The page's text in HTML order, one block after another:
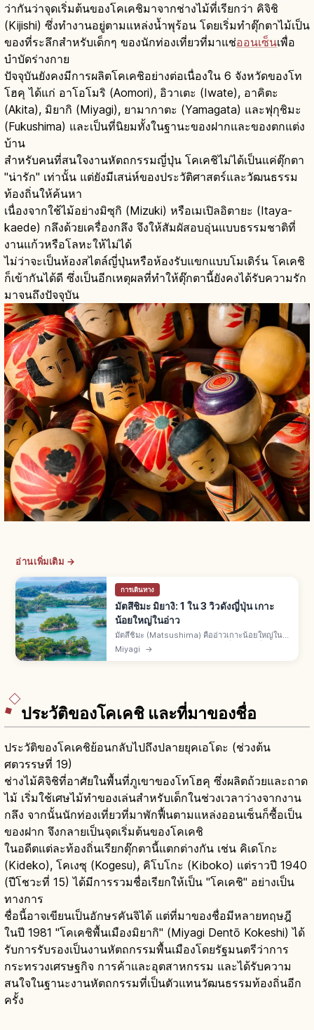
ว่ากันว่าจุดเริ่มต้นของโคเคชิมาจากช่างไม้ที่เรียกว่า คิจิชิ
(Kijishi) ซึ่งทำงานอยู่ตามแหล่งน้ำพุร้อน โดยเริ่มทำตุ๊กตาไม้เป็น
ของที่ระลึกสำหรับเด็กๆ ของนักท่องเที่ยวที่มาแช่ออนเซ็นเพื่อ
บำบัดร่างกาย
ปัจจุบันยังคงมีการผลิตโคเคชิอย่างต่อเนื่องใน 6 จังหวัดของโท
โฮคุ ได้แก่ อาโอโมริ (Aomori), อิวาเตะ (Iwate), อาคิตะ
(Akita), มิยากิ (Miyagi), ยามากาตะ (Yamagata) และฟุกุชิมะ
(Fukushima) และเป็นที่นิยมทั้งในฐานะของฝากและของตกแต่ง
บ้าน
สำหรับคนที่สนใจงานหัตถกรรมญี่ปุ่น โคเคชิไม่ได้เป็นแค่ตุ๊กตา
"น่ารัก" เท่านั้น แต่ยังมีเสน่ห์ของประวัติศาสตร์และวัฒนธรรม
ท้องถิ่นให้ค้นหา
เนื่องจากใช้ไม้อย่างมิซุกิ (Mizuki) หรือเมเปิลอิตายะ (Itaya-
kaede) กลึงด้วยเครื่องกลึง จึงให้สัมผัสอบอุ่นแบบธรรมชาติที่
งานแก้วหรือโลหะให้ไม่ได้
ไม่ว่าจะเป็นห้องสไตล์ญี่ปุ่นหรือห้องรับแขกแบบโมเดิร์น โคเคชิ
ก็เข้ากันได้ดี ซึ่งเป็นอีกเหตุผลที่ทำให้ตุ๊กตานี้ยังคงได้รับความรัก
มาจนถึงปัจจุบัน
อ่านเพิ่มเติม →
การเดินทาง
มัตสึชิมะ มิยางิ: 1 ใน 3 วิวดังญี่ปุ่น เกาะ
น้อยใหญ่ในอ่าว
มัตสึชิมะ (Matsushima) คืออ่าวเกาะน้อยใหญ่ใน
มัตสึชิมะ จ.มิยางิ 1 ใน 3 วิวงดงามที่สุดของญี่ปุ่น มัตสึ
โอะ บาโชเคยมาเยือน วัดและศาลเจ้าของดาเตะ มา
Miyagi →
ประวัติของโคเคชิ และที่มาของชื่อ
ประวัติของโคเคชิย้อนกลับไปถึงปลายยุคเอโดะ (ช่วงต้น
ศตวรรษที่ 19)
ช่างไม้คิจิชิที่อาศัยในพื้นที่ภูเขาของโทโฮคุ ซึ่งผลิตถ้วยและถาด
ไม้ เริ่มใช้เศษไม้ทำของเล่นสำหรับเด็กในช่วงเวลาว่างจากงาน
กลึง จากนั้นนักท่องเที่ยวที่มาพักฟื้นตามแหล่งออนเซ็นก็ซื้อเป็น
ของฝาก จึงกลายเป็นจุดเริ่มต้นของโคเคชิ
ในอดีตแต่ละท้องถิ่นเรียกตุ๊กตานี้แตกต่างกัน เช่น คิเดโกะ
(Kideko), โคเงซุ (Kogesu), คิโบโกะ (Kiboko) แต่ราวปี 1940
(ปีโชวะที่ 15) ได้มีการรวมชื่อเรียกให้เป็น "โคเคชิ" อย่างเป็น
ทางการ
ชื่อนี้อาจเขียนเป็นอักษรคันจิได้ แต่ที่มาของชื่อมีหลายทฤษฎี
ในปี 1981 "โคเคชิพื้นเมืองมิยากิ" (Miyagi Dentō Kokeshi) ได้
รับการรับรองเป็นงานหัตถกรรมพื้นเมืองโดยรัฐมนตรีว่าการ
กระทรวงเศรษฐกิจ การค้าและอุตสาหกรรม และได้รับความ
สนใจในฐานะงานหัตถกรรมที่เป็นตัวแทนวัฒนธรรมท้องถิ่นอีก
ครั้ง